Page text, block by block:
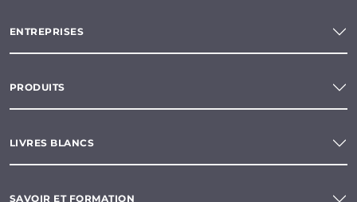
ENTREPRISES
PRODUITS
LIVRES BLANCS
SAVOIR ET FORMATION